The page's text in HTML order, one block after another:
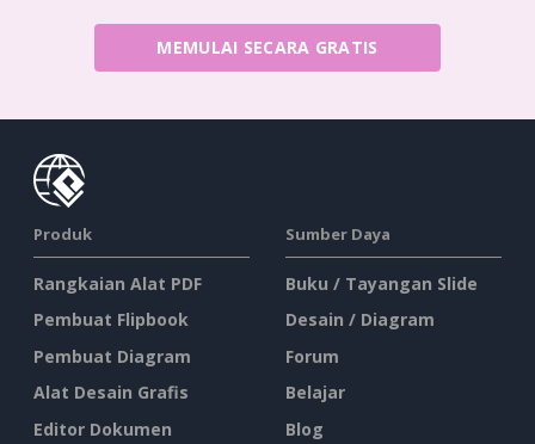
MEMULAI SECARA GRATIS
Produk
Rangkaian Alat PDF
Pembuat Flipbook
Pembuat Diagram
Alat Desain Grafis
Editor Dokumen
Sumber Daya
Buku / Tayangan Slide
Desain / Diagram
Forum
Belajar
Blog